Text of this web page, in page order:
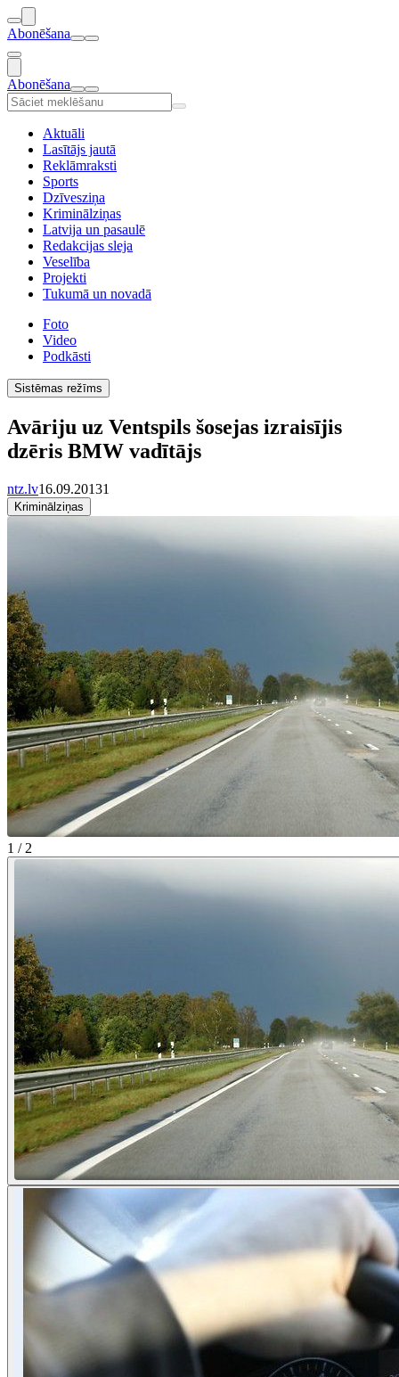
Abonēšana
Abonēšana
Aktuāli
Lasītājs jautā
Reklāmraksti
Sports
Dzīvesziņa
Kriminālziņas
Latvija un pasaulē
Redakcijas sleja
Veselība
Projekti
Tukumā un novadā
Foto
Video
Podkāsti
Sistēmas režīms
Avāriju uz Ventspils šosejas izraisījis
dzēris BMW vadītājs
ntz.lv16.09.20131
Kriminālziņas
1 / 2